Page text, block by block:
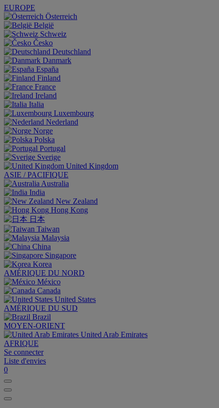
EUROPE
Österreich
België
Schweiz
Česko
Deutschland
Danmark
España
Finland
France
Ireland
Italia
Luxembourg
Nederland
Norge
Polska
Portugal
Sverige
United Kingdom
ASIE / PACIFIQUE
Australia
India
New Zealand
Hong Kong
日本
Taiwan
Malaysia
China
Singapore
Korea
AMÉRIQUE DU NORD
México
Canada
United States
AMÉRIQUE DU SUD
Brazil
MOYEN-ORIENT
United Arab Emirates
AFRIQUE
Se connecter
Liste d'envies
0